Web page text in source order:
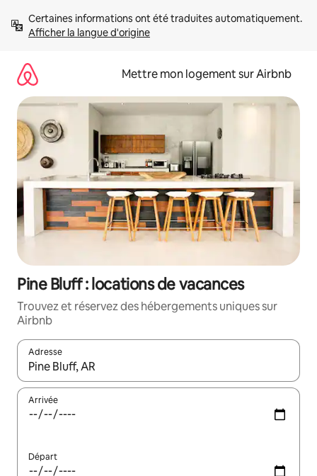
directement
Afficher la langue d'origine
Mettre mon logement sur Airbnb
Pine Bluff : locations de vacances
Trouvez et réservez des hébergements uniques sur
Airbnb
Adresse
Lorsque les résultats s'affichent, utilisez les flèches vers le
Arrivée
Départ